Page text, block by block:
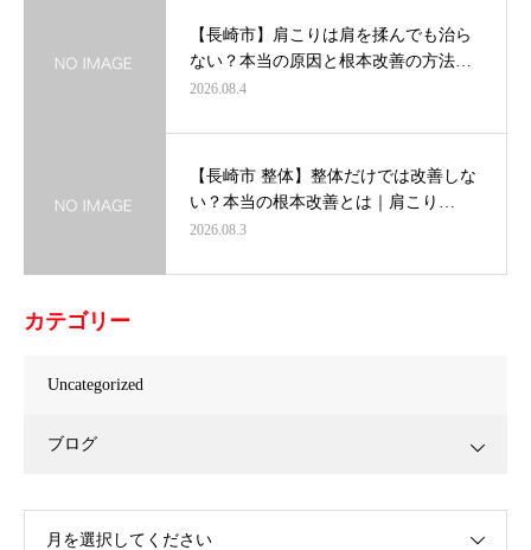
【長崎市】肩こりは肩を揉んでも治ら
ない？本当の原因と根本改善の方法…
2026.08.4
【長崎市 整体】整体だけでは改善しな
い？本当の根本改善とは｜肩こり…
2026.08.3
カテゴリー
Uncategorized
ブログ
月を選択してください